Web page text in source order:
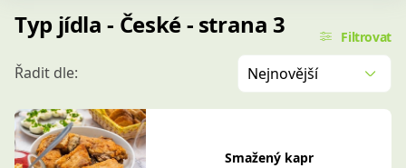
Typ jídla - České - strana 3 Filtrovat
Řadit dle: Nejnovější
Smažený kapr